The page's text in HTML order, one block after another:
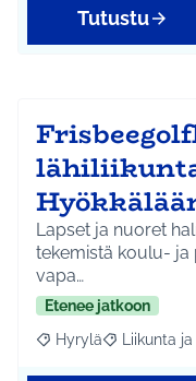
Tutustu
Lapset ja nuoret
tekemistä koulu- ja
vapa…
Etenee jatkoon
Rajaa tulokset
Hyrylä RajaaLiikunta